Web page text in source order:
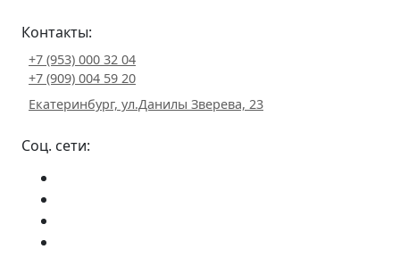
Контакты:
+7 (953) 000 32 04
+7 (909) 004 59 20
Екатеринбург, ул.Данилы Зверева, 23
Соц. сети: